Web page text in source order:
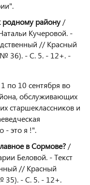
району/
Кучеровой. -
// Красный
36). - С. 5. - 12+. -
по 10 сентября во
обслуживающих
старшеклассников и
- это я !".
в Сормове? /
Беловой. - Текст
// Красный
35). - С. 5. - 12+.